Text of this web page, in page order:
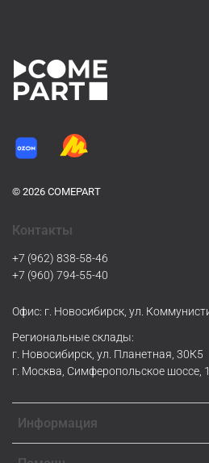
© 2026 COMEPART
Информация
Контакты
+7 (962) 838-58-46
+7 (960) 794-55-40
Офис: г. Новосибирск, ул.
Региональные склады:
г. Новосибирск, ул. Планетная, 30К5
г. Москва, Симферопольское шоссе,